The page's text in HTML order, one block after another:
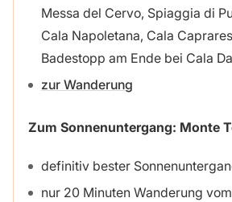
Messa del Cervo, Spiaggia di
Cala Napoletana, Cala
Badestopp am Ende bei Cala
zur Wanderung
Zum Sonnenuntergang: Monte
definitiv bester
nur 20 Minuten Wanderung